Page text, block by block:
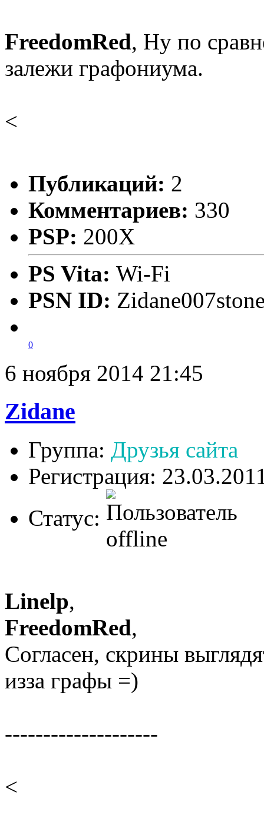
FreedomRed, Ну по
залежи графониума.
<
Публикаций: 2
Комментариев: 330
PSP: 200X
PS Vita: Wi-Fi
PSN ID:
0
6 ноября 2014 21:45
Zidane
Группа: Друзья сайта
Регистрация:
Статус:
Linelp,
FreedomRed,
Согласен, скрины
изза графы =)
--------------------
<